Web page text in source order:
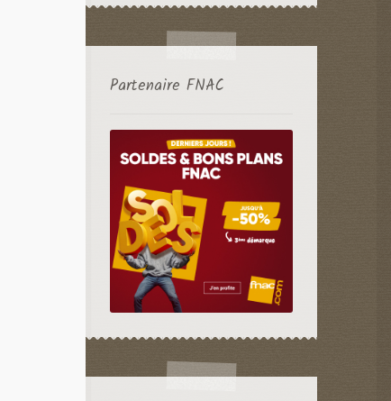
Partenaire FNAC